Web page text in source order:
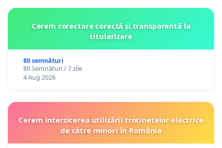
Cerem corectare corectă și transparentă la
titularizare
80 semnături
80 Semnături / 7 zile
4 Aug 2026
Cerem interzicerea utilizării trotinetelor electrice
de către minori în România